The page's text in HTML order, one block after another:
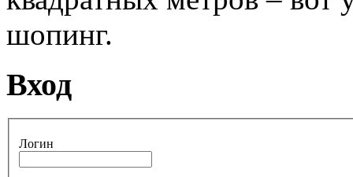
шопинг.
Вход
Логин